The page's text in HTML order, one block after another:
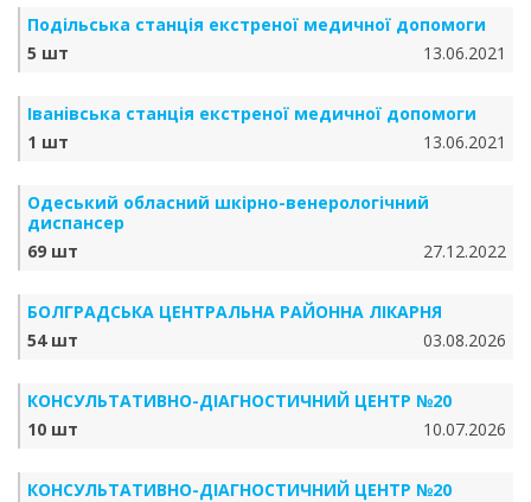
Подільська станція екстреної медичної допомоги
5 шт
13.06.2021
Iванiвська станція екстреної медичної допомоги
1 шт
13.06.2021
Одеський обласний шкірно-венерологічний
диспансер
69 шт
27.12.2022
БОЛГРАДСЬКА ЦЕНТРАЛЬНА РАЙОННА ЛІКАРНЯ
54 шт
03.08.2026
КОНСУЛЬТАТИВНО-ДІАГНОСТИЧНИЙ ЦЕНТР №20
10 шт
10.07.2026
КОНСУЛЬТАТИВНО-ДІАГНОСТИЧНИЙ ЦЕНТР №20